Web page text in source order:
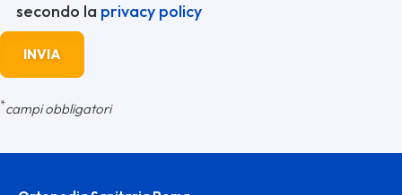
secondo la privacy policy
*campi obbligatori